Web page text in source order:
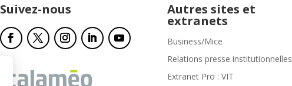
Suivez-nous Autres sites et
extranets
Business/Mice
Relations presse institutionnelles
Extranet Pro : VIT